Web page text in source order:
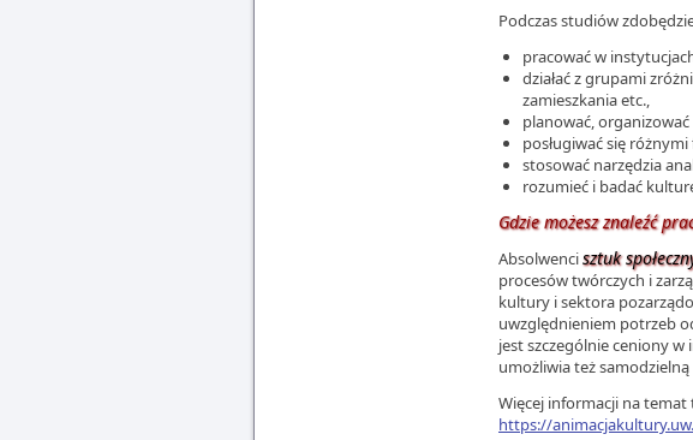
Podczas studiów
pracować w
działać z grupami
zamieszkania etc.,
planować,
posługiwać się
stosować narzędzia
rozumieć i badać
Gdzie możesz znaleźć
Absolwencisztuk
procesów twórczych i
kultury i sektora
uwzględnieniem potrzeb
jest szczególnie ceniony
umożliwia też samodzielną
Więcej informacji na temat
https://